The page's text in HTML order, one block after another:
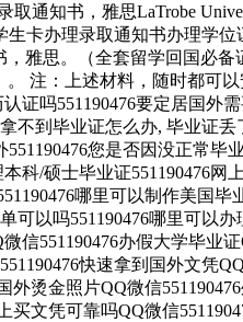
通知书，雅思LaTrobe
卡办理录取通知书办理学位
雅思。（全套留学回国必备
注：上述材料，随时都可
证吗551190476要定居国外
不到毕业证怎么办, 毕业证
您是否因没正常毕
科/硕士毕业证551190476网
哪里可以制作美国毕
可以吗551190476哪里可以
信551190476办假大学毕业证
快速拿到国外文凭
外烫金照片QQ微信
买文凭可靠吗QQ微信